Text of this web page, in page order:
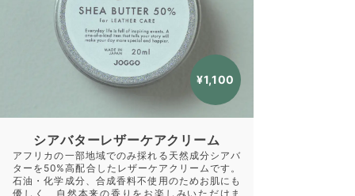
¥1,100
シアバターレザーケアクリーム
アフリカの一部地域でのみ採れる天然成分シアバ
ターを50%高配合したレザーケアクリームです。
石油・化学成分、合成香料不使用のためお肌にも
優しく、自然本来の香りをお楽しみいただけま